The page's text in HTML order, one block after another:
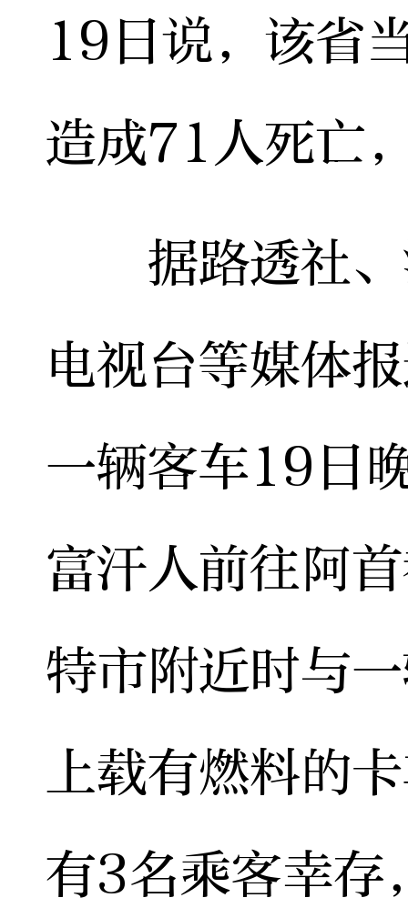
19日说，该省
造成71人死亡
据路透社、
电视台等媒体
一辆客车19日
富汗人前往阿
特市附近时与
上载有燃料的
有3名乘客幸存